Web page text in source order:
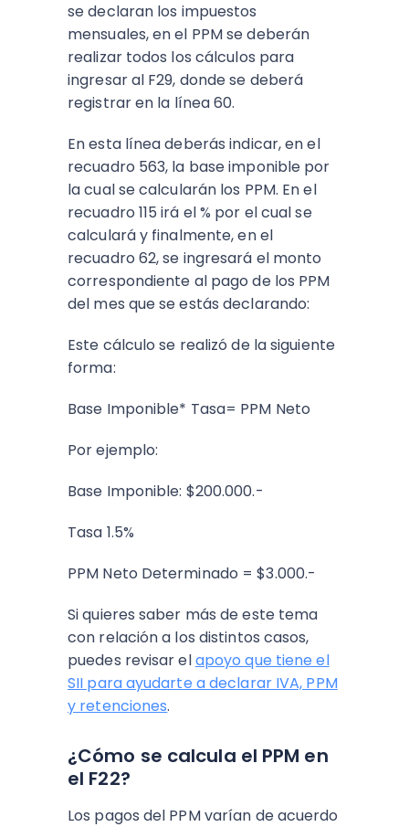
se declaran los impuestos
mensuales, en el PPM se deberán
realizar todos los cálculos para
ingresar al F29, donde se deberá
registrar en la línea 60.
En esta línea deberás indicar, en el
recuadro 563, la base imponible por
la cual se calcularán los PPM. En el
recuadro 115 irá el % por el cual se
calculará y finalmente, en el
recuadro 62, se ingresará el monto
correspondiente al pago de los PPM
del mes que se estás declarando:
Este cálculo se realizó de la siguiente
forma:
Base Imponible* Tasa= PPM Neto
Por ejemplo:
Base Imponible: $200.000.-
Tasa 1.5%
PPM Neto Determinado = $3.000.-
Si quieres saber más de este tema
con relación a los distintos casos,
puedes revisar elapoyo que tiene el
SII para ayudarte a declarar IVA, PPM
y retenciones.
¿Cómo se calcula el PPM en
el F22?
Los pagos del PPM varían de acuerdo